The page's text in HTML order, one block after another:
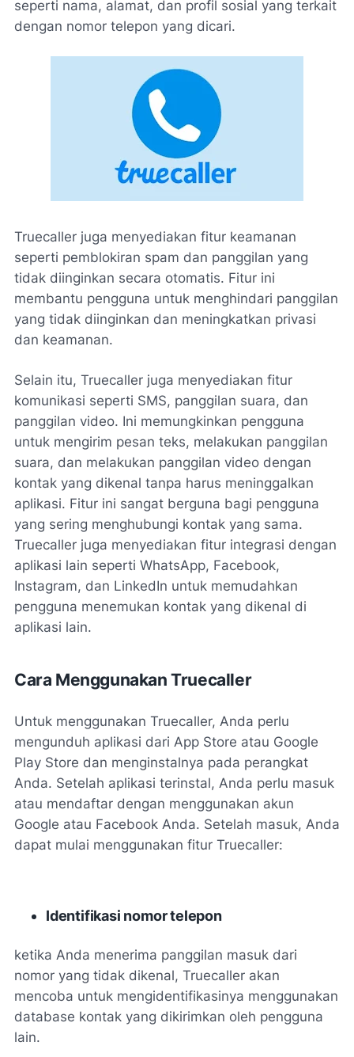
seperti nama, alamat, dan profil sosial yang terkait
dengan nomor telepon yang dicari.
Truecaller juga menyediakan fitur keamanan
seperti pemblokiran spam dan panggilan yang
tidak diinginkan secara otomatis. Fitur ini
membantu pengguna untuk menghindari panggilan
yang tidak diinginkan dan meningkatkan privasi
dan keamanan.
Selain itu, Truecaller juga menyediakan fitur
komunikasi seperti SMS, panggilan suara, dan
panggilan video. Ini memungkinkan pengguna
untuk mengirim pesan teks, melakukan panggilan
suara, dan melakukan panggilan video dengan
kontak yang dikenal tanpa harus meninggalkan
aplikasi. Fitur ini sangat berguna bagi pengguna
yang sering menghubungi kontak yang sama.
Truecaller juga menyediakan fitur integrasi dengan
aplikasi lain seperti WhatsApp, Facebook,
Instagram, dan LinkedIn untuk memudahkan
pengguna menemukan kontak yang dikenal di
aplikasi lain.
Cara Menggunakan Truecaller
Untuk menggunakan Truecaller, Anda perlu
mengunduh aplikasi dari App Store atau Google
Play Store dan menginstalnya pada perangkat
Anda. Setelah aplikasi terinstal, Anda perlu masuk
atau mendaftar dengan menggunakan akun
Google atau Facebook Anda. Setelah masuk, Anda
dapat mulai menggunakan fitur Truecaller:
Identifikasi nomor telepon
ketika Anda menerima panggilan masuk dari
nomor yang tidak dikenal, Truecaller akan
mencoba untuk mengidentifikasinya menggunakan
database kontak yang dikirimkan oleh pengguna
lain.